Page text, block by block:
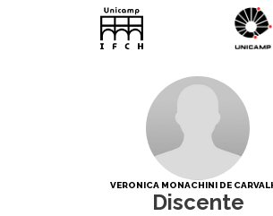
Pular para o conteúdo principal
VERONICA MONACHINI DE
Discente